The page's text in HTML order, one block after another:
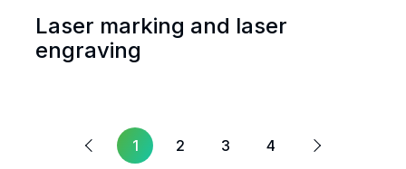
Laser marking and laser
engraving
Previous 1 2 3 4
Next